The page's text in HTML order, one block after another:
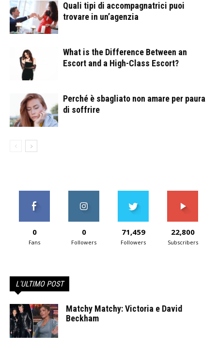
Quali tipi di accompagnatrici puoi
trovare in un’agenzia
What is the Difference Between an
Escort and a High-Class Escort?
Perché è sbagliato non amare per paura
di soffrire
0
Fans
0
Followers
71,459
Followers
22,800
Subscribers
L'ULTIMO POST
Matchy Matchy: Victoria e David
Beckham